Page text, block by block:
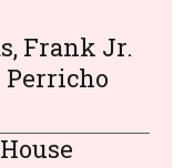
Frank Jr.